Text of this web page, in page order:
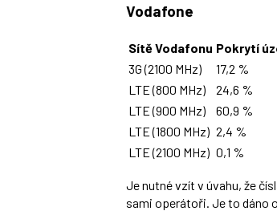
Vodafone
Sítě Vodafonu Pokrytí
3G (2100 MHz)
17,2 %
LTE (800 MHz)
24,6 %
LTE (900 MHz)
60,9 %
LTE (1800 MHz) 2,4 %
LTE (2100 MHz) 0,1 %
Je nutné vzít v úvahu, že
sami operátoři. Je to dáno